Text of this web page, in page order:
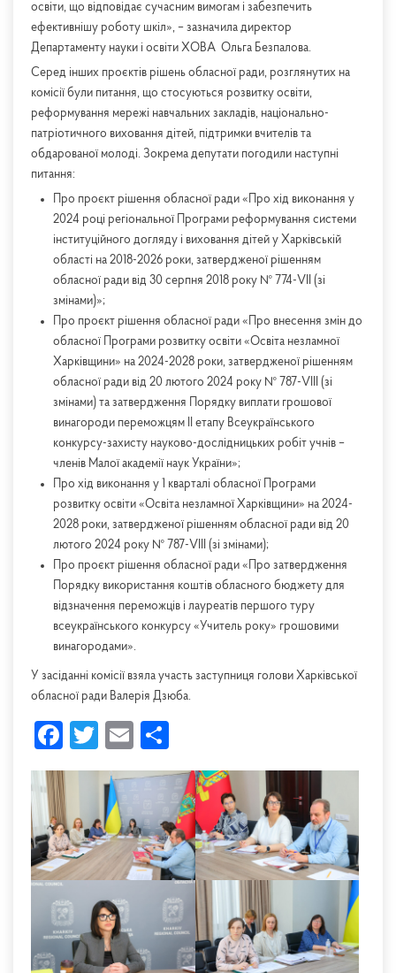
освіти, що відповідає сучасним вимогам і забезпечить
ефективнішу роботу шкіл», – зазначила директор
Департаменту науки і освіти ХОВА Ольга Безпалова.
Серед інших проєктів рішень обласної ради, розглянутих на
комісії були питання, що стосуються розвитку освіти,
реформування мережі навчальних закладів, національно-
патріотичного виховання дітей, підтримки вчителів та
обдарованої молоді. Зокрема депутати погодили наступні
питання:
Про проєкт рішення обласної ради «Про хід виконання у
2024 році регіональної Програми реформування системи
інституційного догляду і виховання дітей у Харківській
області на 2018-2026 роки, затвердженої рішенням
обласної ради від 30 серпня 2018 року № 774-VII (зі
змінами)»;
Про проєкт рішення обласної ради «Про внесення змін до
обласної Програми розвитку освіти «Освіта незламної
Харківщини» на 2024-2028 роки, затвердженої рішенням
обласної ради від 20 лютого 2024 року № 787-VIII (зі
змінами) та затвердження Порядку виплати грошової
винагороди переможцям ІІ етапу Всеукраїнського
конкурсу-захисту науково-дослідницьких робіт учнів –
членів Малої академії наук України»;
Про хід виконання у 1 кварталі обласної Програми
розвитку освіти «Освіта незламної Харківщини» на 2024-
2028 роки, затвердженої рішенням обласної ради від 20
лютого 2024 року № 787-VIII (зі змінами);
Про проєкт рішення обласної ради «Про затвердження
Порядку використання коштів обласного бюджету для
відзначення переможців і лауреатів першого туру
всеукраїнського конкурсу «Учитель року» грошовими
винагородами».
У засіданні комісії взяла участь заступниця голови Харківської
обласної ради Валерія Дзюба.
Facebook
Twitter
Email